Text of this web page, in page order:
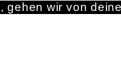
wir von